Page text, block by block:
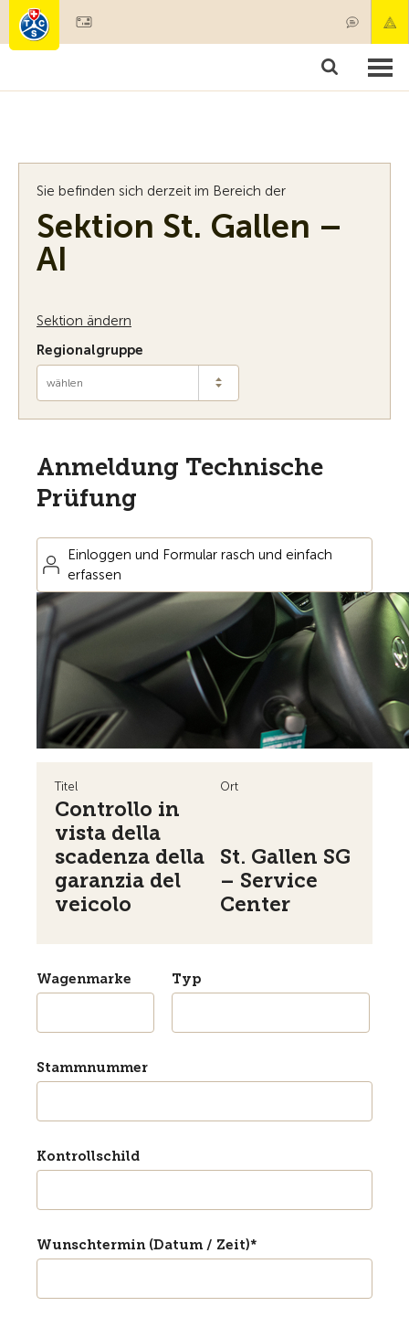
Sie befinden sich derzeit im Bereich der
Sektion St. Gallen –
AI
Sektion ändern
Regionalgruppe
wählen
Anmeldung Technische
Prüfung
Einloggen und Formular rasch und einfach
erfassen
Titel Ort
Controllo in
vista della
scadenza della
garanzia del
veicolo
St. Gallen SG
– Service
Center
Wagenmarke Typ
Stammnummer
Kontrollschild
Wunschtermin (Datum / Zeit)*